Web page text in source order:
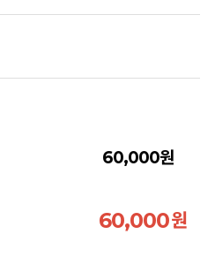
60,000원
60,000원